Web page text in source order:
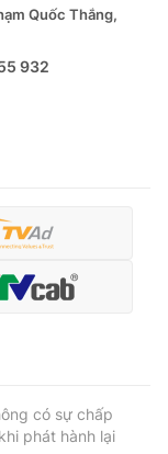
Quốc Thắng,
932
có sự chấp
phát hành lại